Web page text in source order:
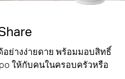
อย่างง่ายดาย พร้อมมอบสิทธิ์
ให้กับคนในครอบครัวหรือ